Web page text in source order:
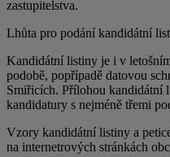
zastupitelstva.
Lhůta pro podání kandidátní
Kandidátní listiny je i v
podobě, popřípadě datovou
Smiřicích. Přílohou kandidátní
kandidatury s nejméně třemi
Vzory kandidátní listiny a
na internetrových stránkách